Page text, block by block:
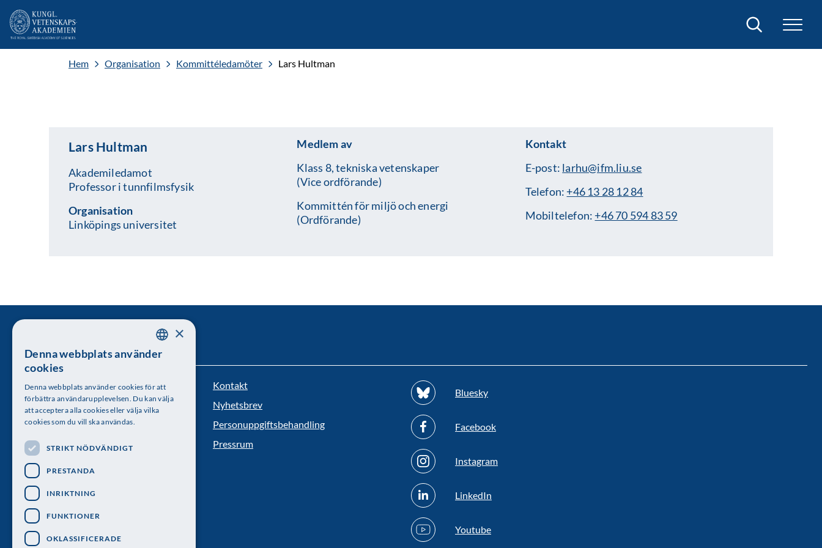
Sök
Hem Organisation Kommittéledamöter Lars Hultman
Lars Hultman
Akademiledamot
Professor i tunnfilmsfysik
Organisation
Linköpings universitet
Medlem av
Klass 8, tekniska vetenskaper
(Vice ordförande)
Kommittén för miljö och energi
(Ordförande)
Kontakt
E-post: larhu@ifm.liu.se
Telefon: +46 13 28 12 84
Mobiltelefon: +46 70 594 83 59
Kungl. Vetenskapsakademien
Besöksadress: Lilla Frescativägen 4A
Kontakt
Nyhetsbrev
Personuppgiftsbehandling
Pressrum
Bluesky
Facebook
Instagram
LinkedIn
Youtube
SWEDISH
×
Denna webbplats använder
cookies
Denna webbplats använder cookies för att
förbättra användarupplevelsen. Du kan välja
att acceptera alla cookies eller välja vilka
cookies som du vill ska användas.
STRIKT NÖDVÄNDIGT
PRESTANDA
INRIKTNING
FUNKTIONER
OKLASSIFICERADE